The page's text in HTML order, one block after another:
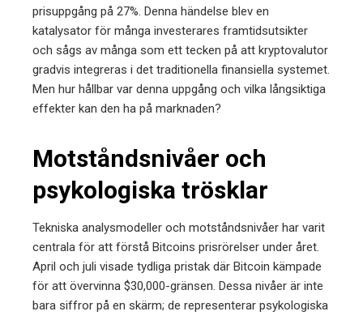
prisuppgång på 27%. Denna händelse blev en
katalysator för många investerares framtidsutsikter
och sågs av många som ett tecken på att kryptovalutor
gradvis integreras i det traditionella finansiella systemet.
Men hur hållbar var denna uppgång och vilka långsiktiga
effekter kan den ha på marknaden?
Motståndsnivåer och
psykologiska trösklar
Tekniska analysmodeller och motståndsnivåer har varit
centrala för att förstå Bitcoins prisrörelser under året.
April och juli visade tydliga pristak där Bitcoin kämpade
för att övervinna $30,000-gränsen. Dessa nivåer är inte
bara siffror på en skärm; de representerar psykologiska